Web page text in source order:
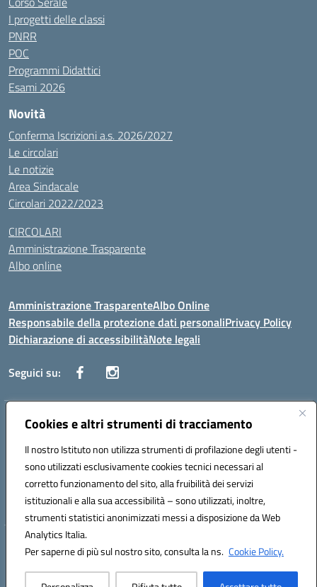
Cookies e altri strumenti di tracciamento
Il nostro Istituto non utilizza strumenti di profilazione degli utenti -
sono utilizzati esclusivamente cookies tecnici necessari al
corretto funzionamento del sito, alla fruibilità dei servizi
istituzionali e alla sua accessibilità – sono utilizzati, inoltre,
strumenti statistici anonimizzati messi a disposizione da Web
Analytics Italia.
Per saperne di più sul nostro sito, consulta la ns. Cookie Policy.
I progetti delle classi
PNRR
POC
Programmi Didattici
Esami 2026
Novità
Conferma Iscrizioni a.s. 2026/2027
Le circolari
Le notizie
Area Sindacale
Circolari 2022/2023
CIRCOLARI
Amministrazione Trasparente
Albo online
Amministrazione TrasparenteAlbo Online
Responsabile della protezione dati personaliPrivacy Policy
Dichiarazione di accessibilitàNote legali
Seguici su:
Indirizzo:Corso Vittorio Emanuele, 27 90133 - Palermo
Posta elettronica certificata (PEC):pais03600r@pec.istruzione.it
Codice fiscale: 97308550827
Codice meccanografico: PAIS03600R
Hosting & Powered by 3D Solution S.r.l.
Concept & Design by Designers Italia